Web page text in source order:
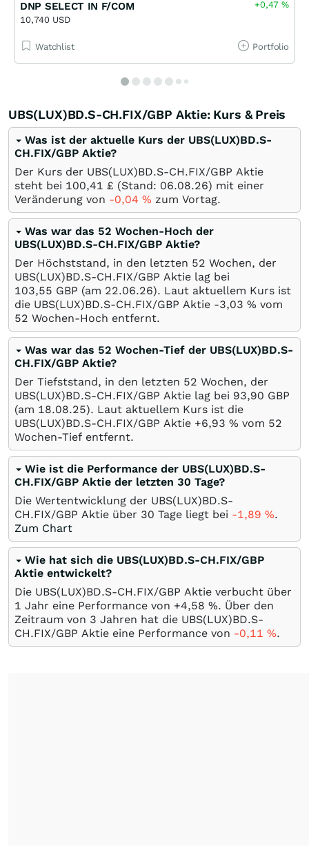
DNP SELECT IN F/COM
10,740 USD
+0,47%
Watchlist Portfolio
UBS(LUX)BD.S-CH.FIX/GBP Aktie: Kurs & Preis
Was ist der aktuelle Kurs der UBS(LUX)BD.S-
CH.FIX/GBP Aktie?
Der Kurs der UBS(LUX)BD.S-CH.FIX/GBP Aktie
steht bei 100,41 £ (Stand: 06.08.26) mit einer
Veränderung von -0,04 % zum Vortag.
Was war das 52 Wochen-Hoch der
UBS(LUX)BD.S-CH.FIX/GBP Aktie?
Der Höchststand, in den letzten 52 Wochen, der
UBS(LUX)BD.S-CH.FIX/GBP Aktie lag bei
103,55 GBP (am 22.06.26). Laut aktuellem Kurs ist
die UBS(LUX)BD.S-CH.FIX/GBP Aktie -3,03 % vom
52 Wochen-Hoch entfernt.
Was war das 52 Wochen-Tief der UBS(LUX)BD.S-
CH.FIX/GBP Aktie?
Der Tiefststand, in den letzten 52 Wochen, der
UBS(LUX)BD.S-CH.FIX/GBP Aktie lag bei 93,90 GBP
(am 18.08.25). Laut aktuellem Kurs ist die
UBS(LUX)BD.S-CH.FIX/GBP Aktie +6,93 % vom 52
Wochen-Tief entfernt.
Wie ist die Performance der UBS(LUX)BD.S-
CH.FIX/GBP Aktie der letzten 30 Tage?
Die Wertentwicklung der UBS(LUX)BD.S-
CH.FIX/GBP Aktie über 30 Tage liegt bei -1,89 %.
Zum Chart
Wie hat sich die UBS(LUX)BD.S-CH.FIX/GBP
Aktie entwickelt?
Die UBS(LUX)BD.S-CH.FIX/GBP Aktie verbucht über
1 Jahr eine Performance von +4,58 %. Über den
Zeitraum von 3 Jahren hat die UBS(LUX)BD.S-
CH.FIX/GBP Aktie eine Performance von -0,11 %.